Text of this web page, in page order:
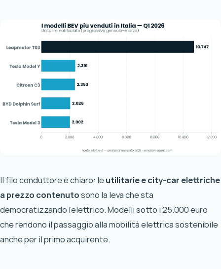
Il filo conduttore è chiaro: leutilitarie e city-car elettriche
a prezzo contenutosono la leva che sta
democratizzando l’elettrico. Modelli sotto i 25.000 euro
che rendono il passaggio alla mobilità elettrica sostenibile
anche per il primo acquirente.